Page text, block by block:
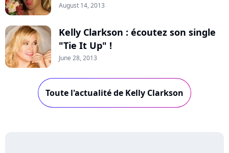
August 14, 2013
Kelly Clarkson : écoutez son single
"Tie It Up" !
June 28, 2013
Toute l'actualité de Kelly Clarkson